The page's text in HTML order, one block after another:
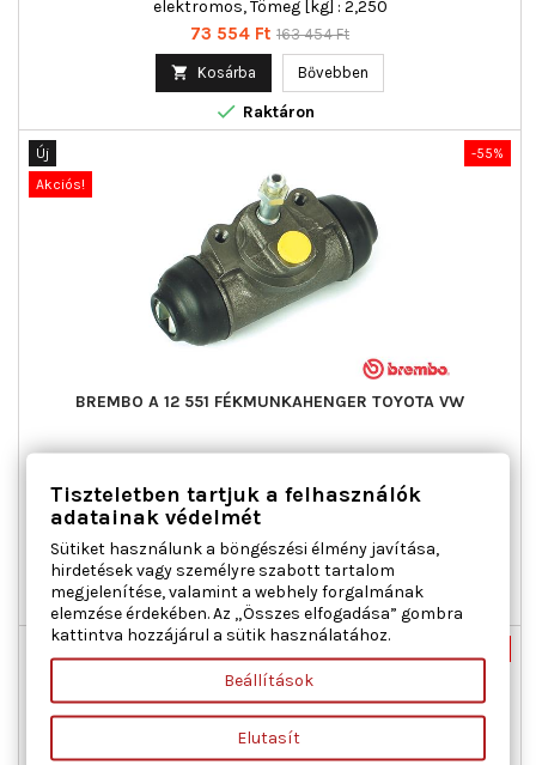
elektromos, Tömeg [kg] : 2,250
Ár
73 554 Ft Normál
163 454 Ft
 Kosárba Bővebben
 Raktáron
-55%
Új
Akciós!
BREMBO A 12 551 FÉKMUNKAHENGER TOYOTA VW
Anyag : Öntöttvas, Furatátmérő [mm] : 23,81, Menetméret : 10
x 1, Rögzítő furatok távolsága [mm] : 40
Ár
7 444 Ft
ár
 Kosárba Bővebben
Utolsó tételek a raktáron
Tiszteletben tartjuk a felhasználók
adatainak védelmét
Sütiket használunk a böngészési élmény javítása,
hirdetések vagy személyre szabott tartalom
megjelenítése, valamint a webhely forgalmának
elemzése érdekében. Az „Összes elfogadása” gombra
kattintva hozzájárul a sütik használatához.
Beállítások
Elutasít